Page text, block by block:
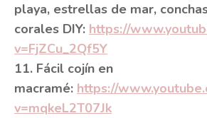
playa, estrellas de mar,
corales DIY: https://
v=FjZCu_2Qf5Y
11. Fácil cojín en
macramé: https://
v=mqkeL2T07Jk